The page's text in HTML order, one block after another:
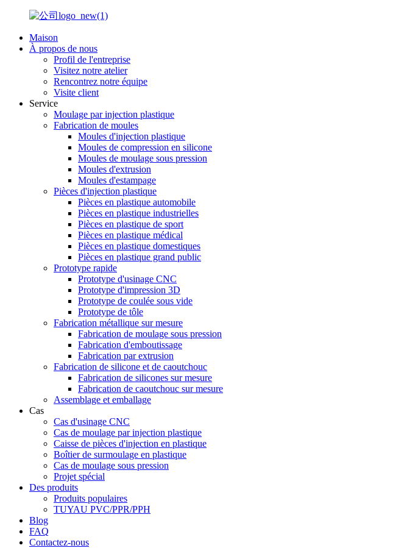
Maison
À propos de nous
Profil de l'entreprise
Visitez notre atelier
Rencontrez notre équipe
Visite client
Service
Moulage par injection plastique
Fabrication de moules
Moules d'injection plastique
Moules de compression en silicone
Moules de moulage sous pression
Moules d'extrusion
Moules d'estampage
Pièces d'injection plastique
Pièces en plastique automobile
Pièces en plastique industrielles
Pièces en plastique de sport
Pièces en plastique médical
Pièces en plastique domestiques
Pièces en plastique grand public
Prototype rapide
Prototype d'usinage CNC
Prototype d'impression 3D
Prototype de coulée sous vide
Prototype de tôle
Fabrication métallique sur mesure
Fabrication de moulage sous pression
Fabrication d'emboutissage
Fabrication par extrusion
Fabrication de silicone et de caoutchouc
Fabrication de silicones sur mesure
Fabrication de caoutchouc sur mesure
Assemblage et emballage
Cas
Cas d'usinage CNC
Cas de moulage par injection plastique
Caisse de pièces d'injection en plastique
Boîtier de surmoulage en plastique
Cas de moulage sous pression
Projet spécial
Des produits
Produits populaires
TUYAU PVC/PPR/PPH
Blog
FAQ
Contactez-nous